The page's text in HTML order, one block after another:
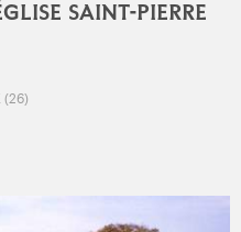
SAINT-PIERRE
(26)